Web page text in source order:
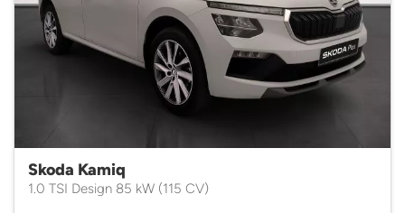
Skoda Kamiq
1.0 TSI Design 85 kW (115 CV)